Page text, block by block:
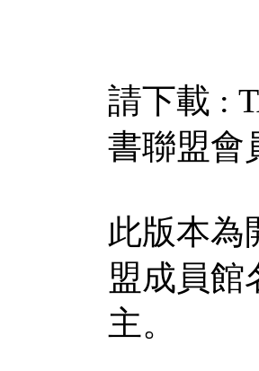
請下載 :
書聯盟會
此版本為
盟成員館
主。